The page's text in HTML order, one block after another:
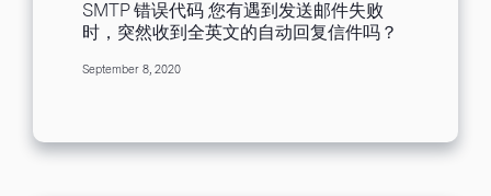
Design），让邮件在任何尺寸的装置下都
能呈现合适的比例，方便阅读。 2.邮件营
会以联络人数量或是发送邮件数量作为收
络人方案：以可汇入的联络人上限作为收
放，避免用移动设备收信的用户无法接收
到完整主旨。 （Ｏ）中秋好食鸡，烤鸡天
天79折：指出明确折数。 （Ｏ）中秋连假
惠卷：字数过长（33字），且没有把重点
SMTP 错误代码 您有遇到发送邮件失败
时，突然收到全英文的自动回复信件吗？
收到这类信件，还能在帐户内的分析报告
上，这封邮件记载着称为错误代码的数
September 8, 2020